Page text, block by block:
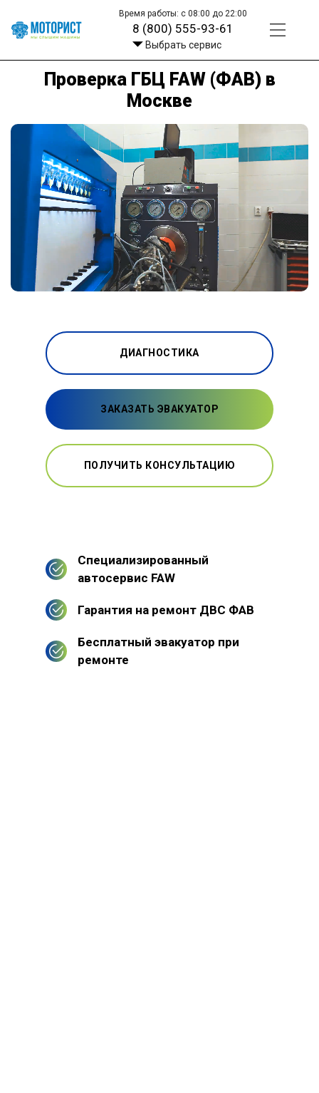
Время работы: с 08:00 до 22:00
8 (800) 555-93-61
Выбрать сервис
Проверка ГБЦ FAW (ФАВ) в
Москве
ДИАГНОСТИКА
ЗАКАЗАТЬ ЭВАКУАТОР
ПОЛУЧИТЬ КОНСУЛЬТАЦИЮ
Специализированный
автосервис FAW
Гарантия на ремонт ДВС ФАВ
Бесплатный эвакуатор при
ремонте